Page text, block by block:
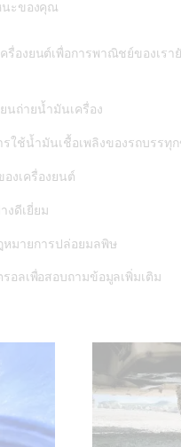
นะของคุณ
องยนต์เพื่อการพาณิชย์ของเรา
นถ่ายน้ำมันเครื่อง
ใช้น้ำมันเชื้อเพลิงของรถบรรทุ
งเครื่องยนต์
งดีเยี่ยม
มายการปล่อยมลพิษ
อลเพื่อสอบถามข้อมูลเพิ่มเติม